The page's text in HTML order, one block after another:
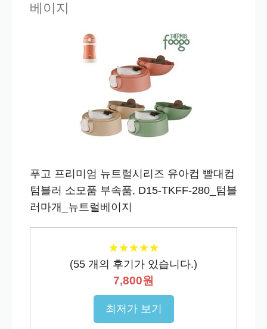
베이지
푸고 프리미엄 뉴트럴시리즈 유아컵 빨대컵
텀블러 소모품 부속품, D15-TKFF-280_텀블
러마개_뉴트럴베이지
★★★★★
★★★★★
(55 개의 후기가 있습니다.)
7,800원
최저가 보기